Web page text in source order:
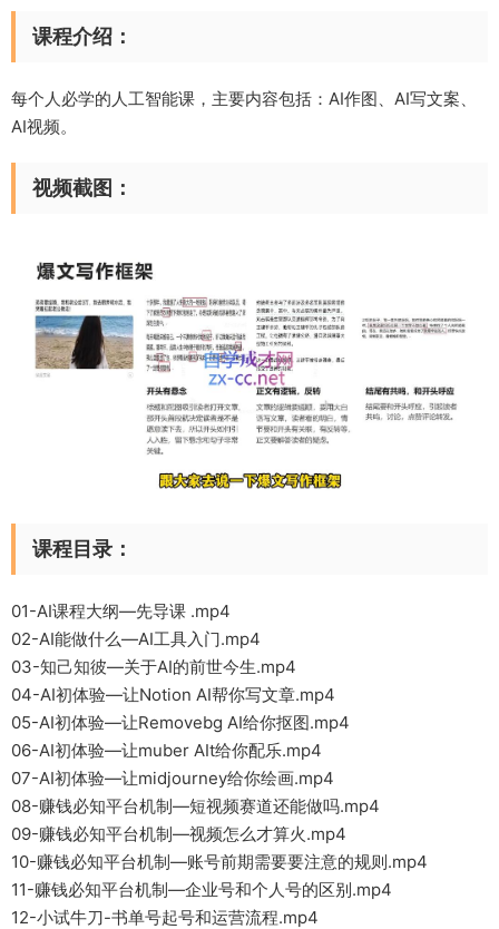
课程介绍：
每个人必学的人工智能课，主要内容包括：AI作图、AI写文案、
AI视频。
视频截图：
课程目录：
01-AI课程大纲—先导课 .mp4
02-AI能做什么—AI工具入门.mp4
03-知己知彼—关于AI的前世今生.mp4
04-AI初体验—让Notion AI帮你写文章.mp4
05-AI初体验—让Removebg AI给你抠图.mp4
06-AI初体验—让muber AIt给你配乐.mp4
07-AI初体验—让midjourney给你绘画.mp4
08-赚钱必知平台机制—短视频赛道还能做吗.mp4
09-赚钱必知平台机制—视频怎么才算火.mp4
10-赚钱必知平台机制—账号前期需要要注意的规则.mp4
11-赚钱必知平台机制—企业号和个人号的区别.mp4
12-小试牛刀-书单号起号和运营流程.mp4